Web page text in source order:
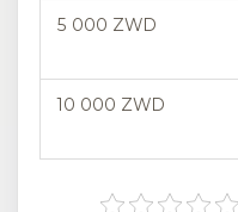
5 000 ZWD
10 000 ZWD